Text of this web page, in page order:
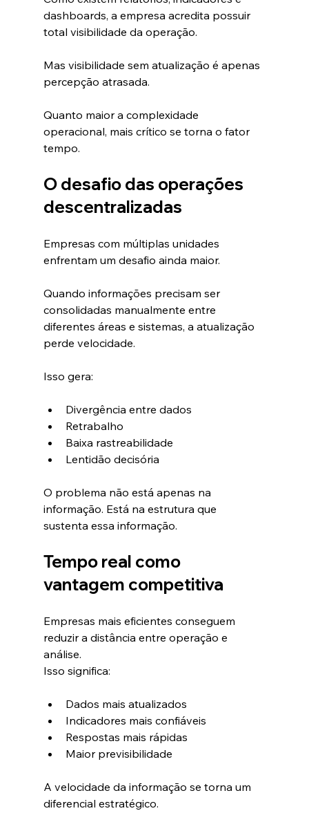
dashboards, a empresa acredita possuir
total visibilidade da operação.
Mas visibilidade sem atualização é apenas
percepção atrasada.
Quanto maior a complexidade
operacional, mais crítico se torna o fator
tempo.
O desafio das operações
descentralizadas
Empresas com múltiplas unidades
enfrentam um desafio ainda maior.
Quando informações precisam ser
consolidadas manualmente entre
diferentes áreas e sistemas, a atualização
perde velocidade.
Isso gera:
Divergência entre dados
Retrabalho
Baixa rastreabilidade
Lentidão decisória
O problema não está apenas na
informação. Está na estrutura que
sustenta essa informação.
Tempo real como
vantagem competitiva
Empresas mais eficientes conseguem
reduzir a distância entre operação e
análise.
Isso significa:
Dados mais atualizados
Indicadores mais confiáveis
Respostas mais rápidas
Maior previsibilidade
A velocidade da informação se torna um
diferencial estratégico.